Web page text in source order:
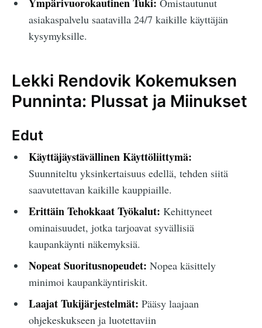
Omistautunut
asiakaspalvelu saatavilla 24/7 kaikille käyttäjän
kysymyksille.
Lekki Rendovik Kokemuksen
Punninta: Plussat ja Miinukset
Edut
Käyttäjäystävällinen Käyttöliittymä:
Suunniteltu yksinkertaisuus edellä, tehden siitä
saavutettavan kaikille kauppiaille.
Erittäin Tehokkaat Työkalut: Kehittyneet
ominaisuudet, jotka tarjoavat syvällisiä
kaupankäynti näkemyksiä.
Nopeat Suoritusnopeudet: Nopea käsittely
minimoi kaupankäyntiriskit.
Laajat Tukijärjestelmät: Pääsy laajaan
ohjekeskukseen ja luotettaviin